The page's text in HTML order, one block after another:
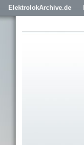
ElektrolokArchive.de